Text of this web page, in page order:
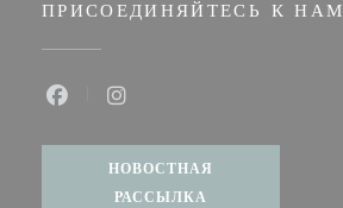
ПРИСОЕДИНЯЙТЕСЬ К НАМ
НОВОСТНАЯ
РАССЫЛКА